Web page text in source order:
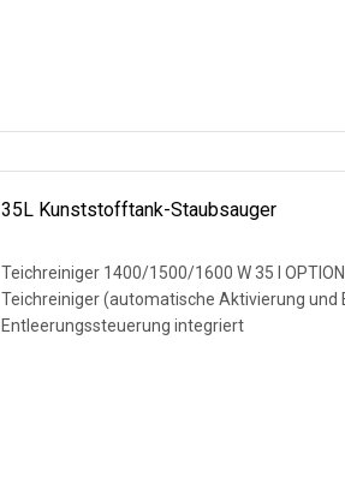
35L Kunststofftank-Staubsauger
Teichreiniger 1400/1500/1600 W 35 l
Teichreiniger (automatische Aktivierung und Entleerung). 2. Nur
Entleerungssteuerung integriert